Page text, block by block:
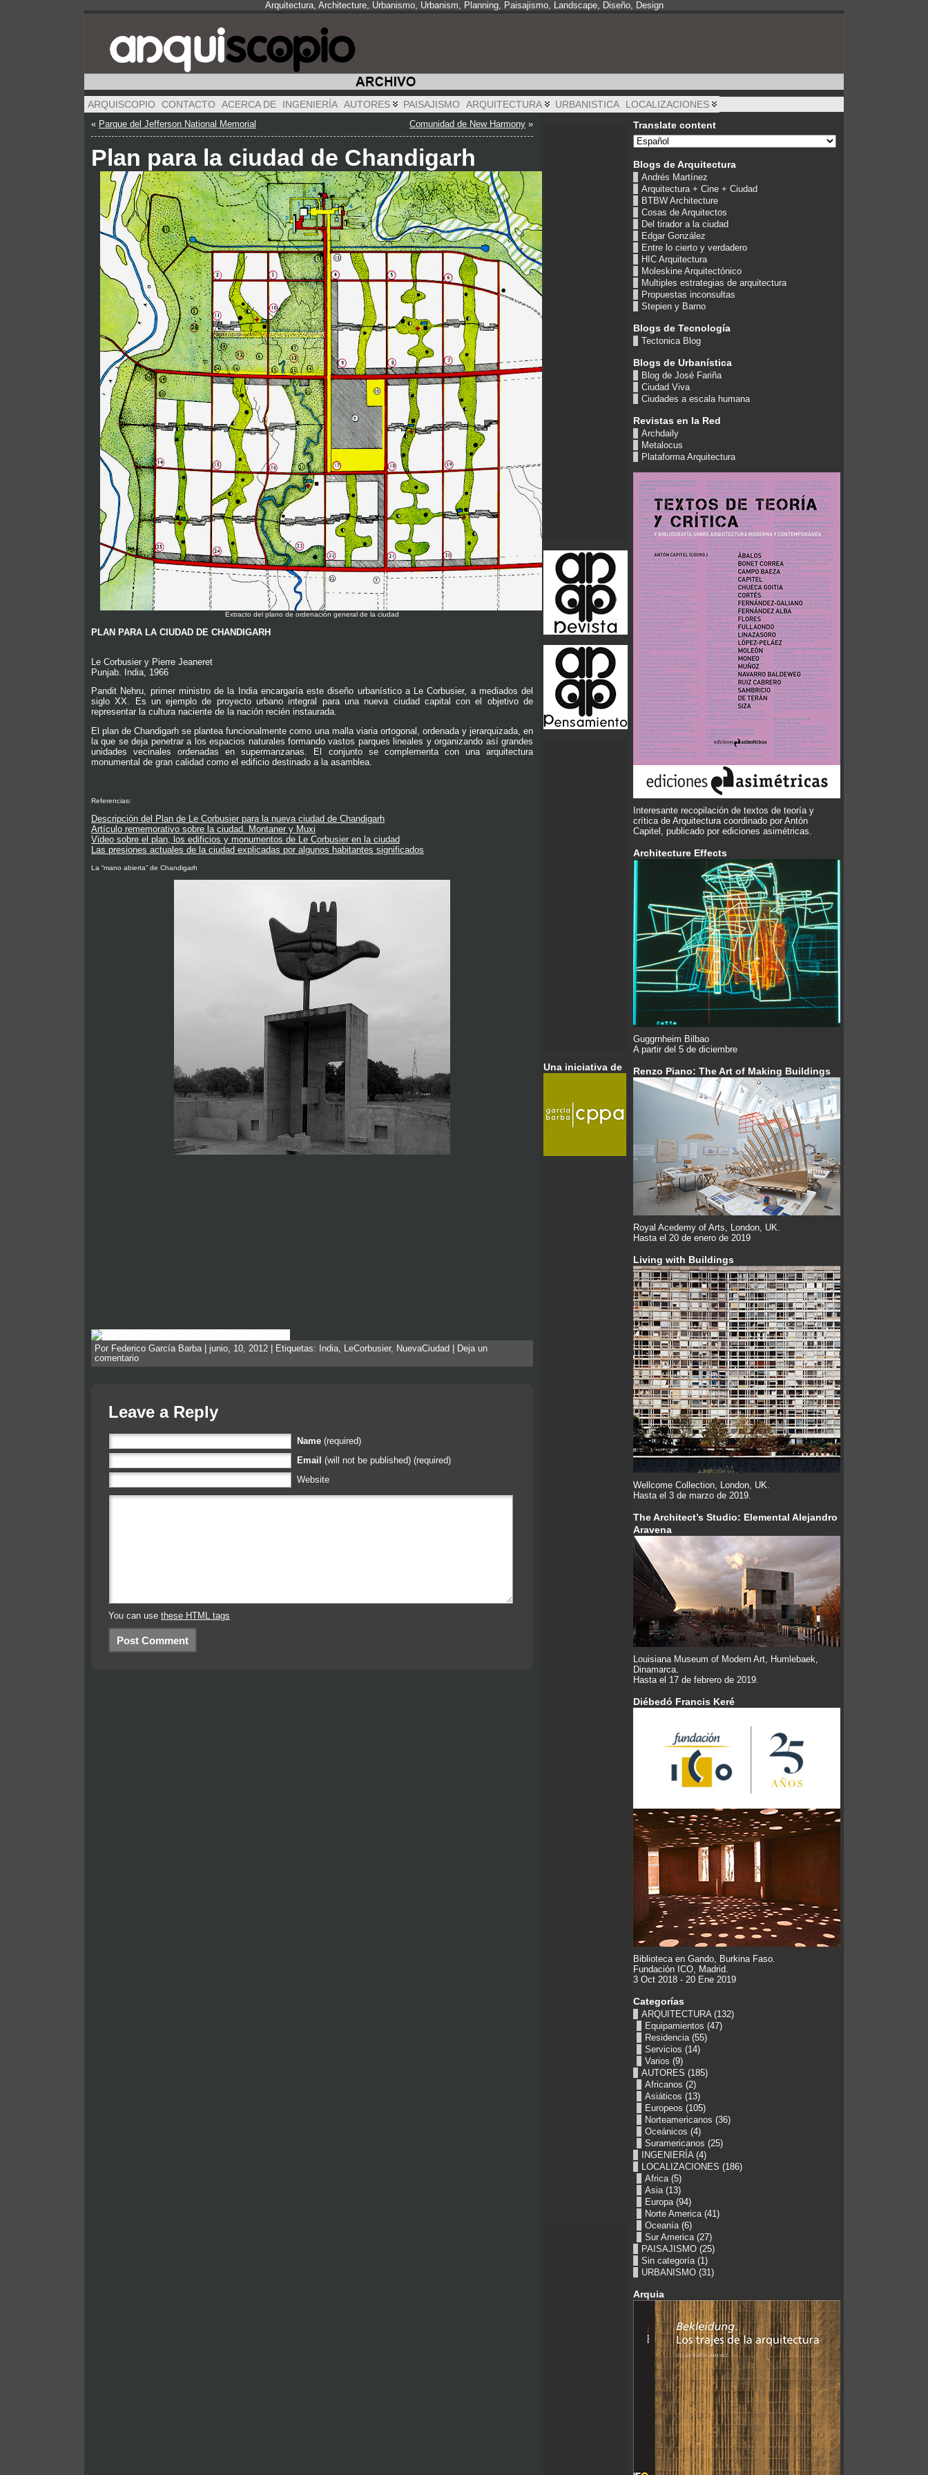
Arquitectura, Architecture, Urbanismo, Urbanism, Planning, Paisajismo, Landscape, Diseño, Design
ARQUISCOPIO CONTACTO ACERCA DE INGENIERÍA AUTORES PAISAJISMO ARQUITECTURA URBANISTICA LOCALIZACIONES
« Parque del Jefferson National Memorial Comunidad de New Harmony »
Plan para la ciudad de Chandigarh
Extracto del plano de ordenación general de la ciudad
PLAN PARA LA CIUDAD DE CHANDIGARH
Le Corbusier y Pierre Jeaneret
Punjab. India, 1966
Pandit Nehru, primer ministro de la India encargaría este diseño urbanístico a Le Corbusier, a mediados del
siglo XX. Es un ejemplo de proyecto urbano integral para una nueva ciudad capital con el objetivo de
representar la cultura naciente de la nación recién instaurada.
El plan de Chandigarh se plantea funcionalmente como una malla viaria ortogonal, ordenada y jerarquizada, en
la que se deja penetrar a los espacios naturales formando vastos parques lineales y organizando así grandes
unidades vecinales ordenadas en supermanzanas. El conjunto se complementa con una arquitectura
monumental de gran calidad como el edificio destinado a la asamblea.
Referencias:
Descripción del Plan de Le Corbusier para la nueva ciudad de Chandigarh
Artículo rememorativo sobre la ciudad. Montaner y Muxi
Video sobre el plan, los edificios y monumentos de Le Corbusier en la ciudad
Las presiones actuales de la ciudad explicadas por algunos habitantes significados
La “mano abierta” de Chandigarh
Por Federico García Barba | junio, 10, 2012 | Etiquetas: India, LeCorbusier, NuevaCiudad
Deja un
comentario
Leave a Reply
Name (required)
Email (will not be published) (required)
Website
You can use these HTML tags
Una iniciativa de
Translate content
Blogs de Arquitectura
Andrés Martínez
Arquitectura + Cine + Ciudad
BTBW Architecture
Cosas de Arquitectos
Del tirador a la ciudad
Edgar González
Entre lo cierto y verdadero
HIC Arquitectura
Moleskine Arquitectónico
Multiples estrategias de arquitectura
Propuestas inconsultas
Stepien y Barno
Blogs de Tecnología
Tectonica Blog
Blogs de Urbanística
Blog de José Fariña
Ciudad Viva
Ciudades a escala humana
Revistas en la Red
Archdaily
Metalocus
Plataforma Arquitectura
Interesante recopilación de textos de teoría y
crítica de Arquitectura coordinado por Antón
Capitel, publicado por ediciones asimétricas.
Architecture Effects
Guggrnheim Bilbao
A partir del 5 de diciembre
Renzo Piano: The Art of Making Buildings
Royal Acedemy of Arts, London, UK.
Hasta el 20 de enero de 2019
Living with Buildings
Wellcome Collection, London, UK.
Hasta el 3 de marzo de 2019.
The Architect’s Studio: Elemental Alejandro
Aravena
Louisiana Museum of Modern Art, Humlebaek,
Dinamarca.
Hasta el 17 de febrero de 2019.
Diébedó Francis Keré
Biblioteca en Gando, Burkina Faso.
Fundación ICO, Madrid.
3 Oct 2018 - 20 Ene 2019
Categorías
ARQUITECTURA(132)
Equipamientos (47)
Residencia(55)
Servicios (14)
Varios (9)
AUTORES (185)
Africanos (2)
Asiáticos (13)
Europeos (105)
Norteamericanos (36)
Oceánicos (4)
Suramericanos (25)
INGENIERÍA(4)
LOCALIZACIONES (186)
Africa(5)
Asia(13)
Europa(94)
Norte America(41)
Oceanía(6)
Sur America(27)
PAISAJISMO (25)
Sin categoría(1)
URBANISMO (31)
Arquia